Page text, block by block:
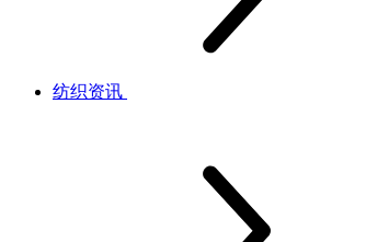
纺织资讯